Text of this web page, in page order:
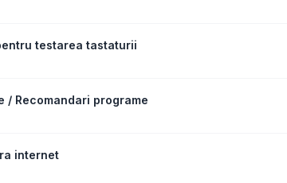
testarea tastaturii
Recomandari programe
internet